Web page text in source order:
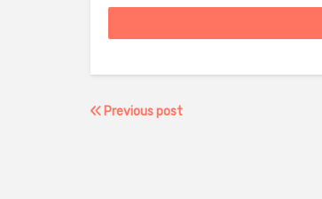
Previous post